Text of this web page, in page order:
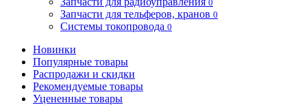
0
Запчасти для тельферов, кранов 0
Системы токопровода 0
Новинки
Популярные товары
Распродажи и скидки
Рекомендуемые товары
Уцененные товары